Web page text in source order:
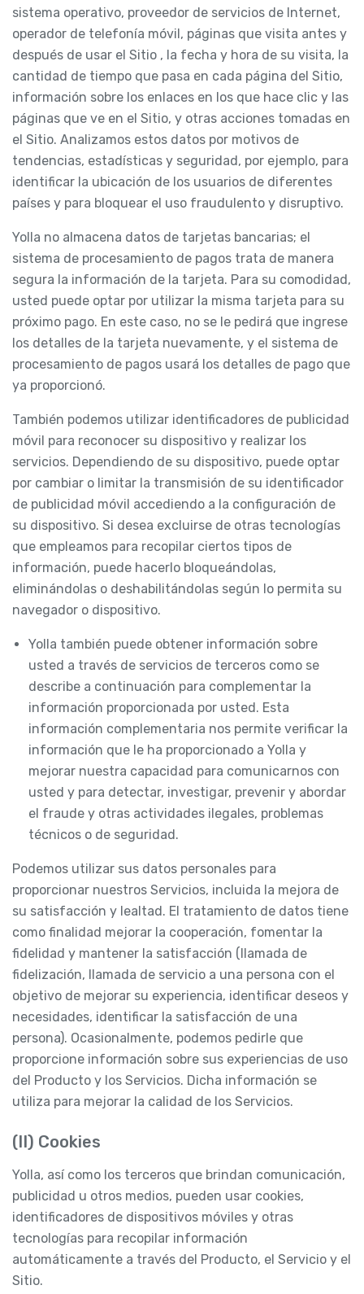
sistema operativo, proveedor de servicios de Internet,
operador de telefonía móvil, páginas que visita antes y
después de usar el Sitio , la fecha y hora de su visita, la
cantidad de tiempo que pasa en cada página del Sitio,
información sobre los enlaces en los que hace clic y las
páginas que ve en el Sitio, y otras acciones tomadas en
el Sitio. Analizamos estos datos por motivos de
tendencias, estadísticas y seguridad, por ejemplo, para
identificar la ubicación de los usuarios de diferentes
países y para bloquear el uso fraudulento y disruptivo.
Yolla no almacena datos de tarjetas bancarias; el
sistema de procesamiento de pagos trata de manera
segura la información de la tarjeta. Para su comodidad,
usted puede optar por utilizar la misma tarjeta para su
próximo pago. En este caso, no se le pedirá que ingrese
los detalles de la tarjeta nuevamente, y el sistema de
procesamiento de pagos usará los detalles de pago que
ya proporcionó.
También podemos utilizar identificadores de publicidad
móvil para reconocer su dispositivo y realizar los
servicios. Dependiendo de su dispositivo, puede optar
por cambiar o limitar la transmisión de su identificador
de publicidad móvil accediendo a la configuración de
su dispositivo. Si desea excluirse de otras tecnologías
que empleamos para recopilar ciertos tipos de
información, puede hacerlo bloqueándolas,
eliminándolas o deshabilitándolas según lo permita su
navegador o dispositivo.
Yolla también puede obtener información sobre
usted a través de servicios de terceros como se
describe a continuación para complementar la
información proporcionada por usted. Esta
información complementaria nos permite verificar la
información que le ha proporcionado a Yolla y
mejorar nuestra capacidad para comunicarnos con
usted y para detectar, investigar, prevenir y abordar
el fraude y otras actividades ilegales, problemas
técnicos o de seguridad.
Podemos utilizar sus datos personales para
proporcionar nuestros Servicios, incluida la mejora de
su satisfacción y lealtad. El tratamiento de datos tiene
como finalidad mejorar la cooperación, fomentar la
fidelidad y mantener la satisfacción (llamada de
fidelización, llamada de servicio a una persona con el
objetivo de mejorar su experiencia, identificar deseos y
necesidades, identificar la satisfacción de una
persona). Ocasionalmente, podemos pedirle que
proporcione información sobre sus experiencias de uso
del Producto y los Servicios. Dicha información se
utiliza para mejorar la calidad de los Servicios.
(II) Cookies
Yolla, así como los terceros que brindan comunicación,
publicidad u otros medios, pueden usar cookies,
identificadores de dispositivos móviles y otras
tecnologías para recopilar información
automáticamente a través del Producto, el Servicio y el
Sitio.